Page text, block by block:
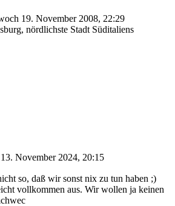
19. November 2008, 22:29
nördlichste Stadt Süditaliens
November 2024, 20:15
so, daß wir sonst nix zu tun haben ;)
vollkommen aus. Wir wollen ja keinen